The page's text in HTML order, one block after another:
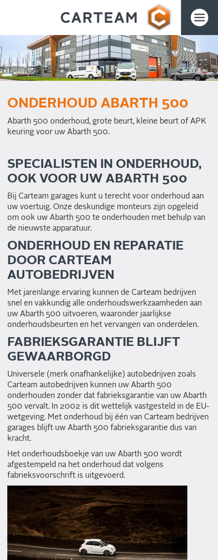
ONDERHOUD ABARTH 500
Abarth 500 onderhoud, grote beurt, kleine beurt of APK
keuring voor uw Abarth 500.
SPECIALISTEN IN ONDERHOUD,
OOK VOOR UW ABARTH 500
Bij Carteam garages kunt u terecht voor onderhoud aan
uw voertuig. Onze deskundige monteurs zijn opgeleid
om ook uw Abarth 500 te onderhouden met behulp van
de nieuwste apparatuur.
ONDERHOUD EN REPARATIE
DOOR CARTEAM
AUTOBEDRIJVEN
Met jarenlange ervaring kunnen de Carteam bedrijven
snel en vakkundig alle onderhoudswerkzaamheden aan
uw Abarth 500 uitvoeren, waaronder jaarlijkse
onderhoudsbeurten en het vervangen van onderdelen.
FABRIEKSGARANTIE BLIJFT
GEWAARBORGD
Universele (merk onafhankelijke) autobedrijven zoals
Carteam autobedrijven kunnen uw Abarth 500
onderhouden zonder dat fabrieksgarantie van uw Abarth
500 vervalt. In 2002 is dit wettelijk vastgesteld in de EU-
wetgeving. Met onderhoud bij één van Carteam bedrijven
garages blijft uw Abarth 500 fabrieksgarantie dus van
kracht.
Het onderhoudsboekje van uw Abarth 500 wordt
afgestempeld na het onderhoud dat volgens
fabrieksvoorschrift is uitgevoerd.